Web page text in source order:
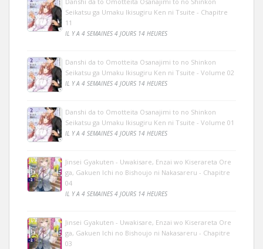
Seikatsu ga Umaku Ikisugiru Ken ni Tsuite - Chapitre
11
IL Y A 4 SEMAINES 4 JOURS 14 HEURES
Danshi da to Omotteita Osanajimi to no Shinkon
Seikatsu ga Umaku Ikisugiru Ken ni Tsuite - Volume 02
IL Y A 4 SEMAINES 4 JOURS 14 HEURES
Danshi da to Omotteita Osanajimi to no Shinkon
Seikatsu ga Umaku Ikisugiru Ken ni Tsuite - Volume 01
IL Y A 4 SEMAINES 4 JOURS 14 HEURES
Jinsei Gyakuten - Uwakisare, Enzai wo Kiserareta Ore
ga, Gakuen Ichi no Bishoujo ni Nakasareru - Chapitre
04
IL Y A 4 SEMAINES 4 JOURS 14 HEURES
Jinsei Gyakuten - Uwakisare, Enzai wo Kiserareta Ore
ga, Gakuen Ichi no Bishoujo ni Nakasareru - Chapitre
03